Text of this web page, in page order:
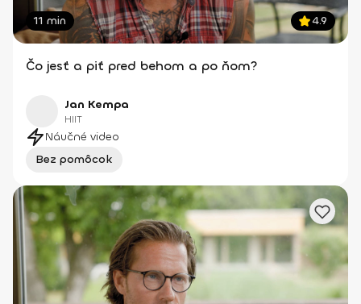
11 min 4.9
Čo jesť a piť pred behom a po ňom?
Jan Kempa
HIIT
Náučné video
Bez pomôcok